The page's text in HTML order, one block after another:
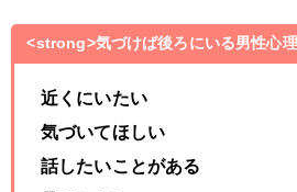
<strong>気づけば後ろにいる男性心
近くにいたい
気づいてほしい
話したいことがある